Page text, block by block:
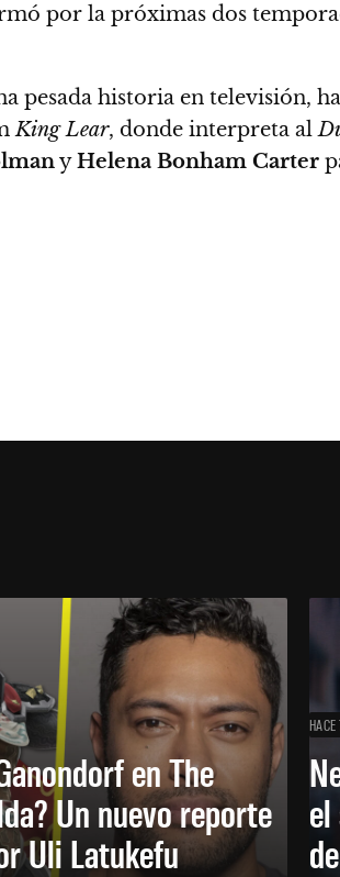
por la próximas dos
pesada historia en televisión,
King Lear, donde interpreta al
yHelena Bonham Carter
en The
Un nuevo reporte
Uli Latukefu